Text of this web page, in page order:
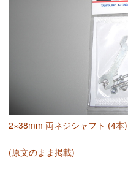
2×38mm 両ネジシャフト (4本)
(原文のまま掲載)